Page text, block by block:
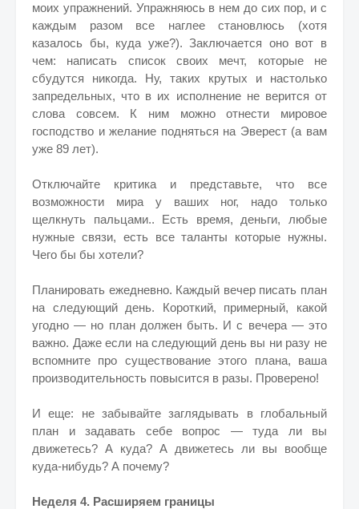
моих упражнений. Упражняюсь в нем до сих пор, и с
каждым разом все наглее становлюсь (хотя
казалось бы, куда уже?). Заключается оно вот в
чем: написать список своих мечт, которые не
сбудутся никогда. Ну, таких крутых и настолько
запредельных, что в их исполнение не верится от
слова совсем. К ним можно отнести мировое
господство и желание подняться на Эверест (а вам
уже 89 лет).
Отключайте критика и представьте, что все
возможности мира у ваших ног, надо только
щелкнуть пальцами.. Есть время, деньги, любые
нужные связи, есть все таланты которые нужны.
Чего бы бы хотели?
Планировать ежедневно. Каждый вечер писать план
на следующий день. Короткий, примерный, какой
угодно — но план должен быть. И с вечера — это
важно. Даже если на следующий день вы ни разу не
вспомните про существование этого плана, ваша
производительность повысится в разы. Проверено!
И еще: не забывайте заглядывать в глобальный
план и задавать себе вопрос — туда ли вы
движетесь? А куда? А движетесь ли вы вообще
куда-нибудь? А почему?
Неделя 4. Расширяем границы